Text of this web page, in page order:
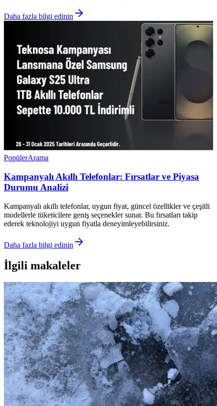
Daha fazla bilgi edinin
PopülerArama
Kampanyalı Akıllı Telefonlar: Fırsatlar ve Piyasa
Durumu Analizi
Kampanyalı akıllı telefonlar, uygun fiyat, güncel özellikler ve çeşitli
modellerle tüketicilere geniş seçenekler sunar. Bu fırsatları takip
ederek teknolojiyi uygun fiyatla deneyimleyebilirsiniz.
Daha fazla bilgi edinin
İlgili makaleler